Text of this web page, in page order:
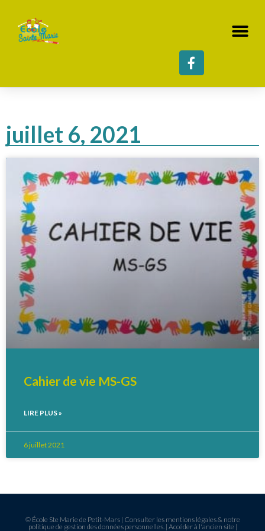
juillet 6, 2021
Cahier de vie MS-GS
LIRE PLUS »
6 juillet 2021
© École Ste Marie de Petit-Mars | Consulter les mentions légales & notre
politique de gestion des données personnelles. | Accéder à l'ancien site |